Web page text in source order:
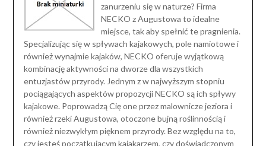
zanurzeniu się w naturze? Firma
NECKO z Augustowa to idealne
miejsce, tak aby spełnić te pragnienia.
Specjalizując się w spływach kajakowych, pole namiotowe i
również wynajmie kajaków, NECKO oferuje wyjątkową
kombinację aktywności na dworze dla wszystkich
entuzjastów przyrody. Jednym z w najwyższym stopniu
pociągających aspektów propozycji NECKO są ich spływy
kajakowe. Poprowadzą Cię one przez malownicze jeziora i
również rzeki Augustowa, otoczone bujną roślinnością i
również niezwykłym pięknem przyrody. Bez względu na to,
czy jesteś początkującym kajakarzem, czy doświadczonym